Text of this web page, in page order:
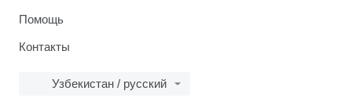
Помощь
Контакты
Узбекистан / русский